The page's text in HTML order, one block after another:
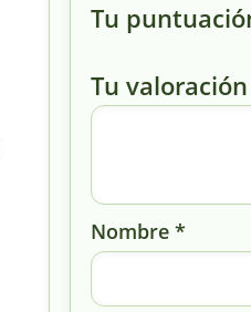
Tu
Tu valoración
Nombre *